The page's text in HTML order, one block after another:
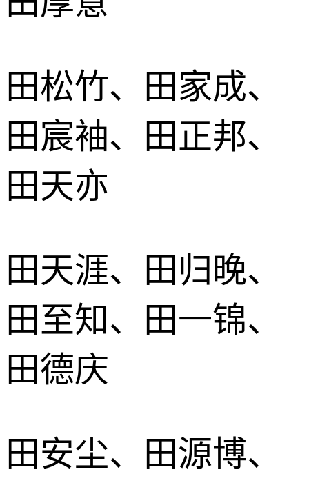
田松竹、田家成、
田宸袖、田正邦、
田天亦
田天涯、田归晚、
田至知、田一锦、
田德庆
田安尘、田源博、